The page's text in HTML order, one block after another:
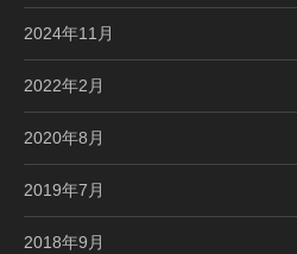
2024年11月
2022年2月
2020年8月
2019年7月
2018年9月